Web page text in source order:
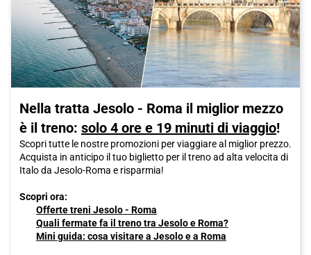
Nella tratta Jesolo - Roma il miglior mezzo
è il treno: solo 4 ore e 19 minuti di viaggio!
Scopri tutte le nostre promozioni per viaggiare al miglior prezzo.
Acquista in anticipo il tuo biglietto per il treno ad alta velocita di
Italo da Jesolo-Roma e risparmia!
Scopri ora:
Offerte treni Jesolo - Roma
Quali fermate fa il treno tra Jesolo e Roma?
Mini guida: cosa visitare a Jesolo e a Roma